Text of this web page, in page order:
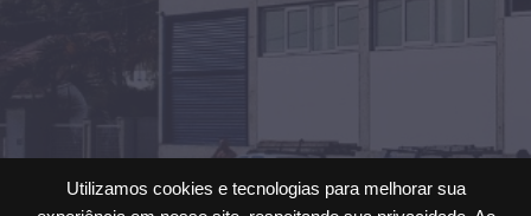
Utilizamos cookies e tecnologias para melhorar sua